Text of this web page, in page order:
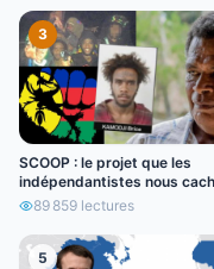
3
SCOOP : le projet que les
indépendantistes nous
89 859 lectures
5